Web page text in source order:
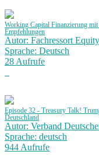
Working Capital Finanzierung
Empfehlungen
Autor: Fachressort
Sprache: Deutsch
28 Aufrufe
Episode 32 - Treasury Talk!
Deutschland
Autor: Verband
Sprache: deutsch
944 Aufrufe